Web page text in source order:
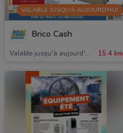
VALABLE JUSQU'À AUJOURD'HUI
Brico Cash
Valable jusqu'à aujourd'hui 15.4 km